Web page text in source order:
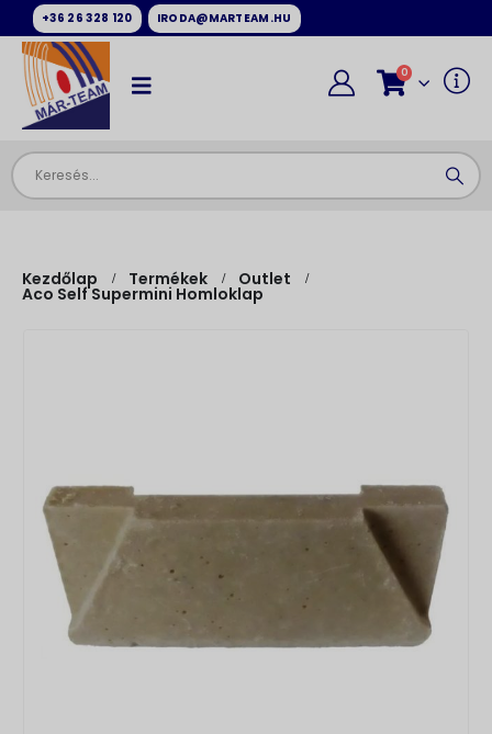
+36 26 328 120 IRODA@MARTEAM.HU
0
Kezdőlap Termékek Outlet
Aco Self Supermini Homloklap